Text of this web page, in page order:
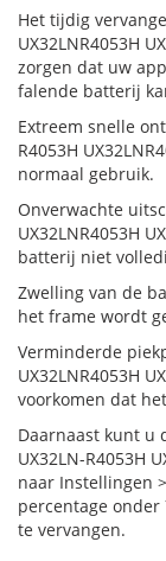
Het tijdig
UX32LNR4053H
zorgen dat uw
falende batterij
Extreem snelle
R4053H
normaal gebruik.
Onverwachte
UX32LNR4053H
batterij niet
Zwelling van de
het frame wordt
Verminderde
UX32LNR4053H
voorkomen dat
Daarnaast kunt u
UX32LN-R4053H
naar Instellingen
percentage
te vervangen.